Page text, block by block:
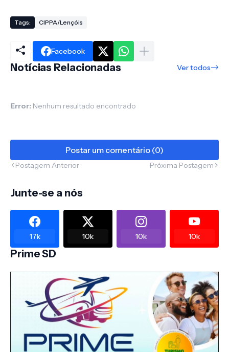
Tags: CIPPA/Lençóis
Facebook
Notícias Relacionadas Ver todos
Error: Nenhum resultado encontrado
Postar um comentário (0)
Postagem Anterior Próxima Postagem
Junte-se a nós
17k 10k 10k 10k
Prime SD